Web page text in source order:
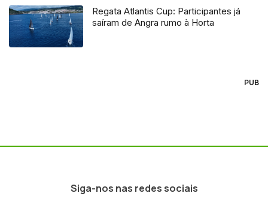
Regata Atlantis Cup: Participantes já
saíram de Angra rumo à Horta
PUB
Siga-nos nas redes sociais